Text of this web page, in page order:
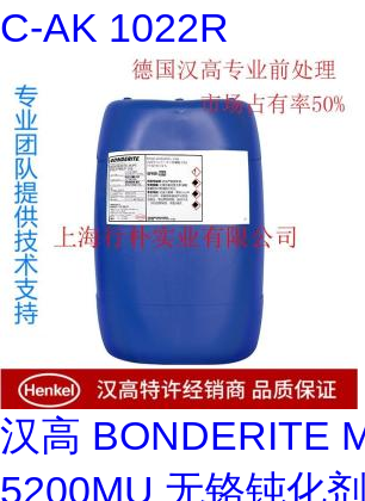
C-AK 1022R
汉高 BONDERITE
5200MU 无铬钝化剂